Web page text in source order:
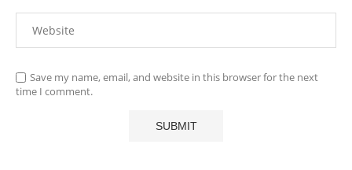
Save my name, email, and website in this browser for the next
time I comment.